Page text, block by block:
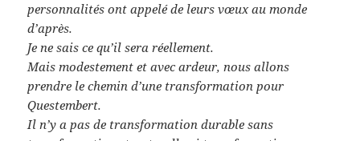
personnalités ont appelé de leurs vœux au monde
d’après.
Je ne sais ce qu’il sera réellement.
Mais modestement et avec ardeur, nous allons
prendre le chemin d’une transformation pour
Questembert.
Il n’y a pas de transformation durable sans